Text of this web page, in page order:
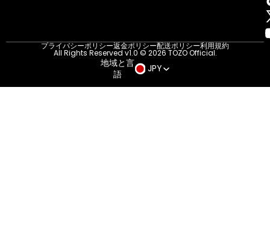
プライバシーポリシー返金ポリシー配送ポリシー利用規約
All Rights Reserved v1.0 © 2026 TOZO Official.
地域と言
語
JPY